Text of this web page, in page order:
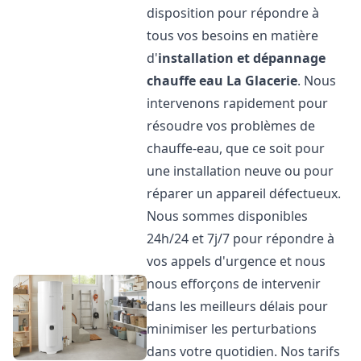
disposition pour répondre à
tous vos besoins en matière
d'installation et dépannage
chauffe eau La Glacerie. Nous
intervenons rapidement pour
résoudre vos problèmes de
chauffe-eau, que ce soit pour
une installation neuve ou pour
réparer un appareil défectueux.
Nous sommes disponibles
24h/24 et 7j/7 pour répondre à
vos appels d'urgence et nous
nous efforçons de intervenir
dans les meilleurs délais pour
minimiser les perturbations
dans votre quotidien. Nos tarifs